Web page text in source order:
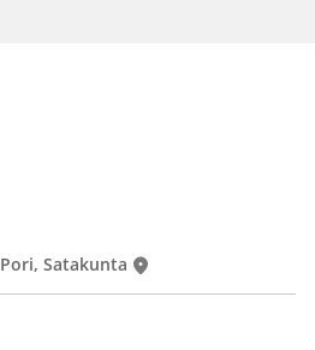
Pori, Satakunta